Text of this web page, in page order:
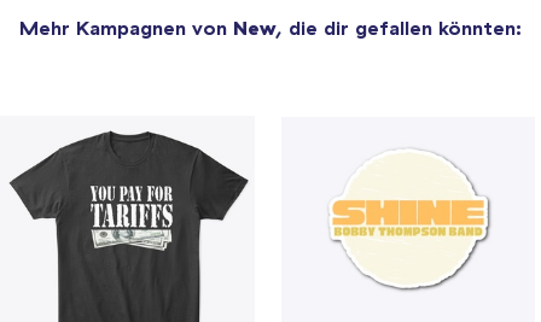
Mehr Kampagnen von New, die dir gefallen könnten: